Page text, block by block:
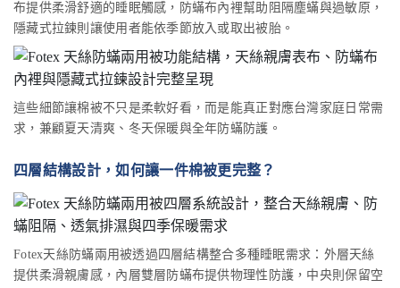
布提供柔滑舒適的睡眠觸感，防蟎布內裡幫助阻隔塵蟎與過敏原，
隱藏式拉鍊則讓使用者能依季節放入或取出被胎。
這些細節讓棉被不只是柔軟好看，而是能真正對應台灣家庭日常需
求，兼顧夏天清爽、冬天保暖與全年防蟎防護。
四層結構設計，如何讓一件棉被更完整？
Fotex天絲防蟎兩用被透過四層結構整合多種睡眠需求：外層天絲
提供柔滑親膚感，內層雙層防蟎布提供物理性防護，中央則保留空